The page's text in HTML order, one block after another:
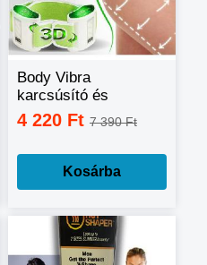
Body Vibra
karcsúsító és
masszírozó
készülék
4 220 Ft 7 390 Ft
Kosárba